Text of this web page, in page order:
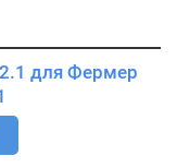
для Фермер